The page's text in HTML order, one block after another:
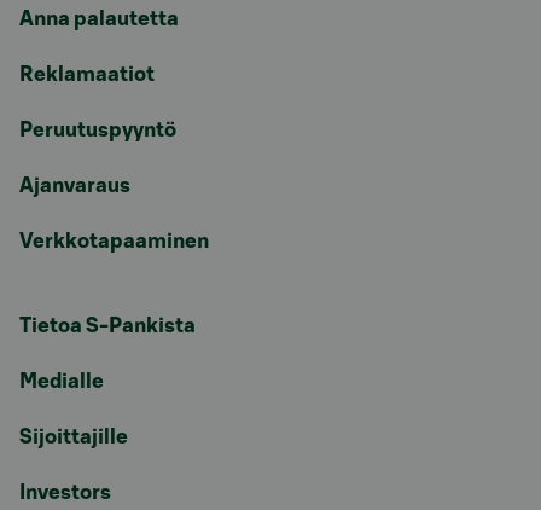
Anna palautetta
Reklamaatiot
Peruutuspyyntö
Ajanvaraus
Verkkotapaaminen
Tietoa S-Pankista
Medialle
Sijoittajille
Investors